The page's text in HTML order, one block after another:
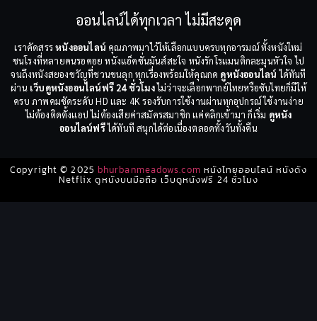
ออนไลน์ได้ทุกเวลา ไม่มีสะดุด
เราคัดสรรหนังออนไลน์ คุณภาพมาไว้ให้เลือกแบบครบทุกอารมณ์ ทั้งหนังใหม่
ชนโรงที่หลายคนรอคอย หนังแอ็คชั่นมันส์สะใจ หนังรักโรแมนติกละมุนหัวใจ ไป
จนถึงหนังสยองขวัญที่ชวนขนลุก ทุกเรื่องพร้อมให้คุณกด ดูหนังออนไลน์ ได้ทันที
ผ่าน เว็บดูหนังออนไลน์ฟรี 24 ชั่วโมงไม่ว่าจะเลือกพากย์ไทยหรือซับไทยก็มีให้
ครบ ภาพคมชัดระดับ HD และ 4K รองรับการใช้งานผ่านทุกอุปกรณ์ ใช้งานง่าย
ไม่ต้องติดตั้งแอป ไม่ต้องเสียค่าสมัครสมาชิก แค่คลิกเข้ามา ก็เริ่ม ดูหนัง
ออนไลน์ฟรีได้ทันที สนุกได้ต่อเนื่องตลอดทั้งวันทั้งคืน
Copyright © 2025 bhurbanmeadows.com หนังไทยออนไลน์ หนังดัง
Netflix ดูหนังบนมือถือ เว็บดูหนังฟรี 24 ชั่วโมง